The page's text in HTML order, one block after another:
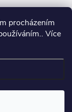
procházením
Více
práva vyhrazena.